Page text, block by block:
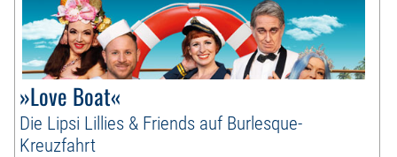
»Love Boat«
Die Lipsi Lillies & Friends auf Burlesque-
Kreuzfahrt